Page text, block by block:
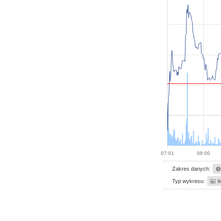
07:01 08:00
Zakres danych:
Typ wykresu: